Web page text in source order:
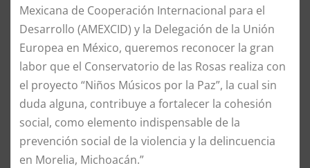
Mexicana de Cooperación Internacional para el
Desarrollo (AMEXCID) y la Delegación de la Unión
Europea en México, queremos reconocer la gran
labor que el Conservatorio de las Rosas realiza con
el proyecto “Niños Músicos por la Paz”, la cual sin
duda alguna, contribuye a fortalecer la cohesión
social, como elemento indispensable de la
prevención social de la violencia y la delincuencia
en Morelia, Michoacán.”